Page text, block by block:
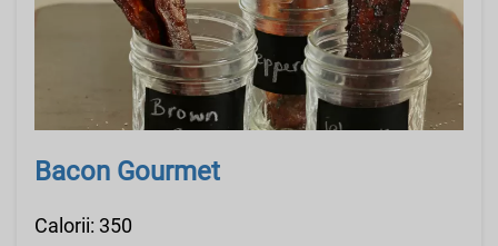
Bacon Gourmet
Calorii: 350